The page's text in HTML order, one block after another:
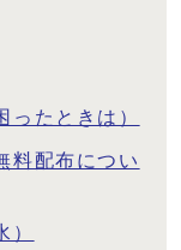
たときは）
料配布につい
）